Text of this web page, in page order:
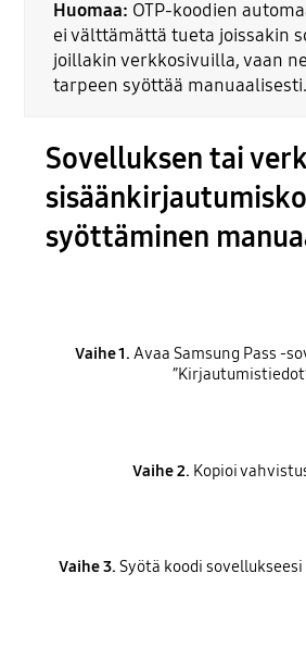
Huomaa: OTP-koodien
ei välttämättä tueta joissakin
joillakin verkkosivuilla, vaan
tarpeen syöttää manuaalisesti.
Sovelluksen tai
syöttäminen
Vaihe 1. Avaa Samsung Pass -
Vaihe 2. Kopioi
Vaihe 3. Syötä koodi